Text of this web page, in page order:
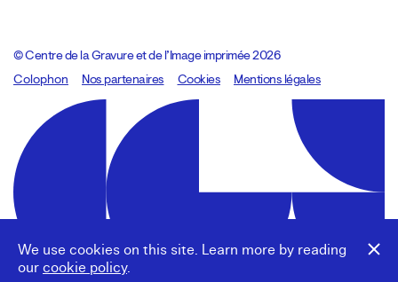
We use cookies on this site. Learn more by reading
our cookie policy.
© Centre de la Gravure et de l’Image imprimée 2026
Colophon
Design:Marcel Kaczmarek, code:8080.studio
Nos partenaires Cookies Mentions légales